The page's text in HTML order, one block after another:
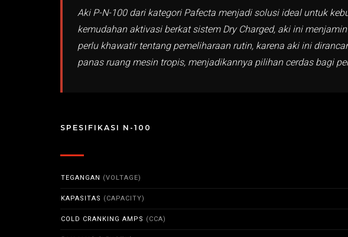
Aki P-N-100 dari kategori Pafecta menjadi solusi ideal untuk
kemudahan aktivasi berkat sistem Dry Charged, aki ini
perlu khawatir tentang pemeliharaan rutin, karena aki ini
panas ruang mesin tropis, menjadikannya pilihan cerdas bagi
SPESIFIKASI N-100
TEGANGAN (VOLTAGE)
KAPASITAS (CAPACITY)
COLD CRANKING AMPS (CCA)